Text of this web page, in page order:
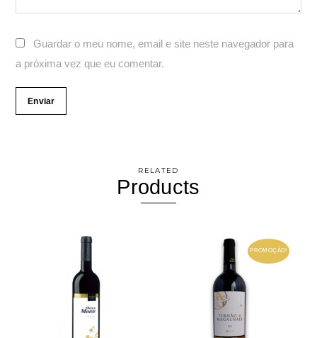
Guardar o meu nome, email e site neste navegador para
a próxima vez que eu comentar.
RELATED
Products
PROMOÇÃO!